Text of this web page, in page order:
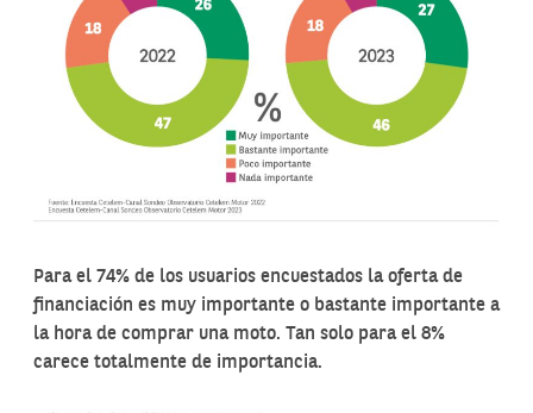
Para el 74% de los usuarios encuestados la oferta de
financiación es muy importante o bastante importante a
la hora de comprar una moto. Tan solo para el 8%
carece totalmente de importancia.